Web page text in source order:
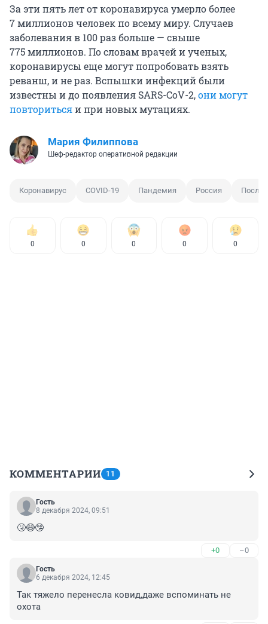
За эти пять лет от коронавируса умерло более
7 миллионов человек по всему миру. Случаев
заболевания в 100 раз больше — свыше
775 миллионов. По словам врачей и ученых,
коронавирусы еще могут попробовать взять
реванш, и не раз. Вспышки инфекций были
известны и до появления SARS-CoV-2,они могут
повторитьсяи при новых мутациях.
Мария Филиппова
Шеф-редактор оперативной редакции
Коронавирус COVID-19 Пандемия Россия
0 0 0 0 0
КОММЕНТАРИИ 11
Гость
8 декабря 2024, 09:51
🤧😷🤥
+0 –0
Гость
6 декабря 2024, 12:45
Так тяжело перенесла ковид,даже вспоминать не
охота